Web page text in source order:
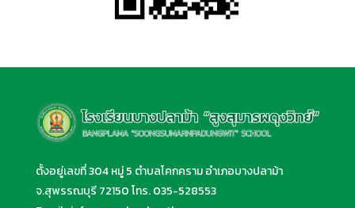
ตั้งอยู่เลขที่ 304 หมู่ 5 ตำบลโคกคราม อำเภอบางปลาม้า
จ.สุพรรณบุรี 72150 โทร.035-528553